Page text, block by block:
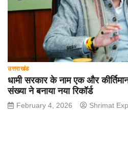
उत्तराखंड
धामी सरकार के नाम एक और
संख्या ने बनाया नया रिकॉर्ड
February 4, 2026 Shrimat